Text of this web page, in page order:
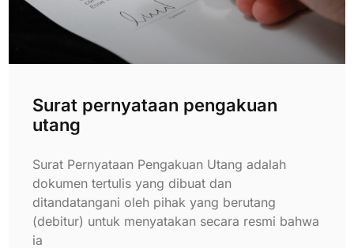
Surat pernyataan pengakuan
utang
Surat Pernyataan Pengakuan Utang adalah
dokumen tertulis yang dibuat dan
ditandatangani oleh pihak yang berutang
(debitur) untuk menyatakan secara resmi bahwa
ia